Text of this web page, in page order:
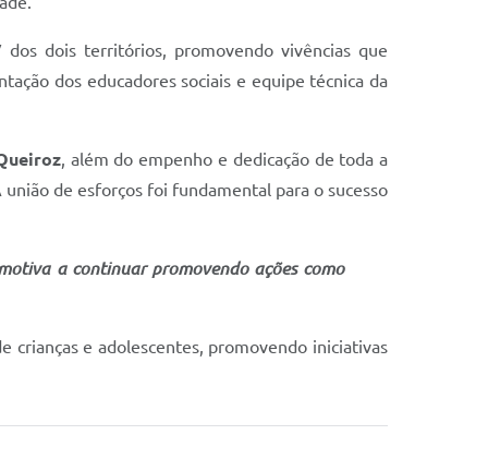
dois territórios, promovendo vivências que
dos educadores sociais e equipe técnica da
, além do empenho e dedicação de toda a
união de esforços foi fundamental para o sucesso
a continuar promovendo ações como
e adolescentes, promovendo iniciativas